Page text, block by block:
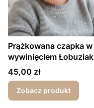
Prążkowana czapka w
wywinięciem Łobuziak
Cena
45,00 zł
Zobacz produkt